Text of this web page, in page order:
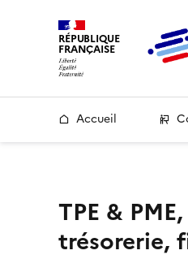
RÉPUBLIQUE
FRANÇAISE
Accueil
TPE &
trésorerie,